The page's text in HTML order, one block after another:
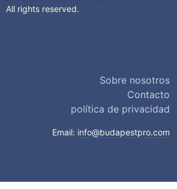
All rights reserved.
Sobre nosotros
Contacto
política de privacidad
Email: info@budapestpro.com